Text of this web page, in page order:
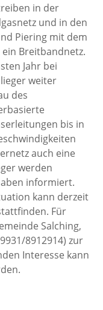
in der
und in den
Piering mit dem
Breitbandnetz.
Jahr bei
weiter
des
bis in
auch eine
werden
informiert.
kann derzeit
Für
Salching,
8912914) zur
Interesse kann